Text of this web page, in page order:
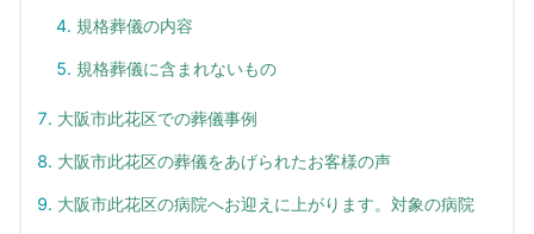
規格葬儀の内容
規格葬儀に含まれないもの
大阪市此花区での葬儀事例
大阪市此花区の葬儀をあげられたお客様の声
大阪市此花区の病院へお迎えに上がります。対象の病院